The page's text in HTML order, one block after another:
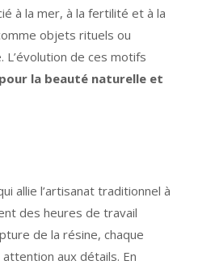
à la mer, à la fertilité et à la
objets rituels ou
de ces motifs
la beauté naturelle et
allie l’artisanat traditionnel à
des heures de travail
de la résine, chaque
aux détails. En